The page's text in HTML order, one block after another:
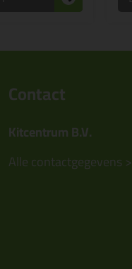
Contact
Kitcentrum B.V.
Alle contactgegevens >